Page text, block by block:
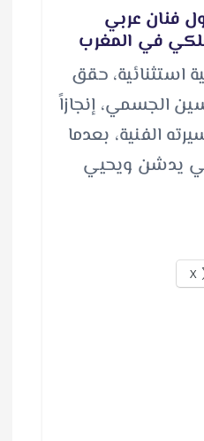
فنان عربي
في المغرب
استثنائية، حقق
الجسمي، إنجازاً
الفنية، بعدما
يدشن ويحيي
X